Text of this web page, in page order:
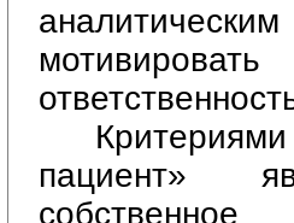
пациент»